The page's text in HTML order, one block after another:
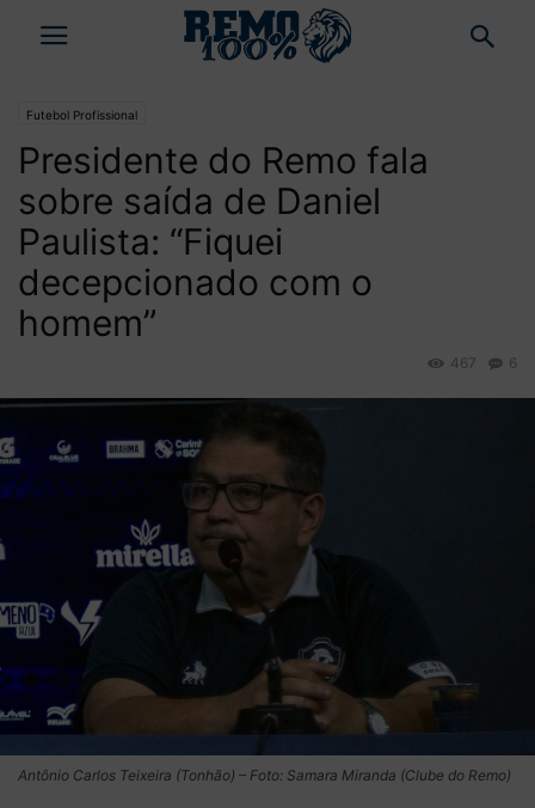
Futebol Profissional
Presidente do Remo fala
sobre saída de Daniel
Paulista: “Fiquei
decepcionado com o
homem”
6
467
Antônio Carlos Teixeira (Tonhão) – Foto: Samara Miranda (Clube do Remo)